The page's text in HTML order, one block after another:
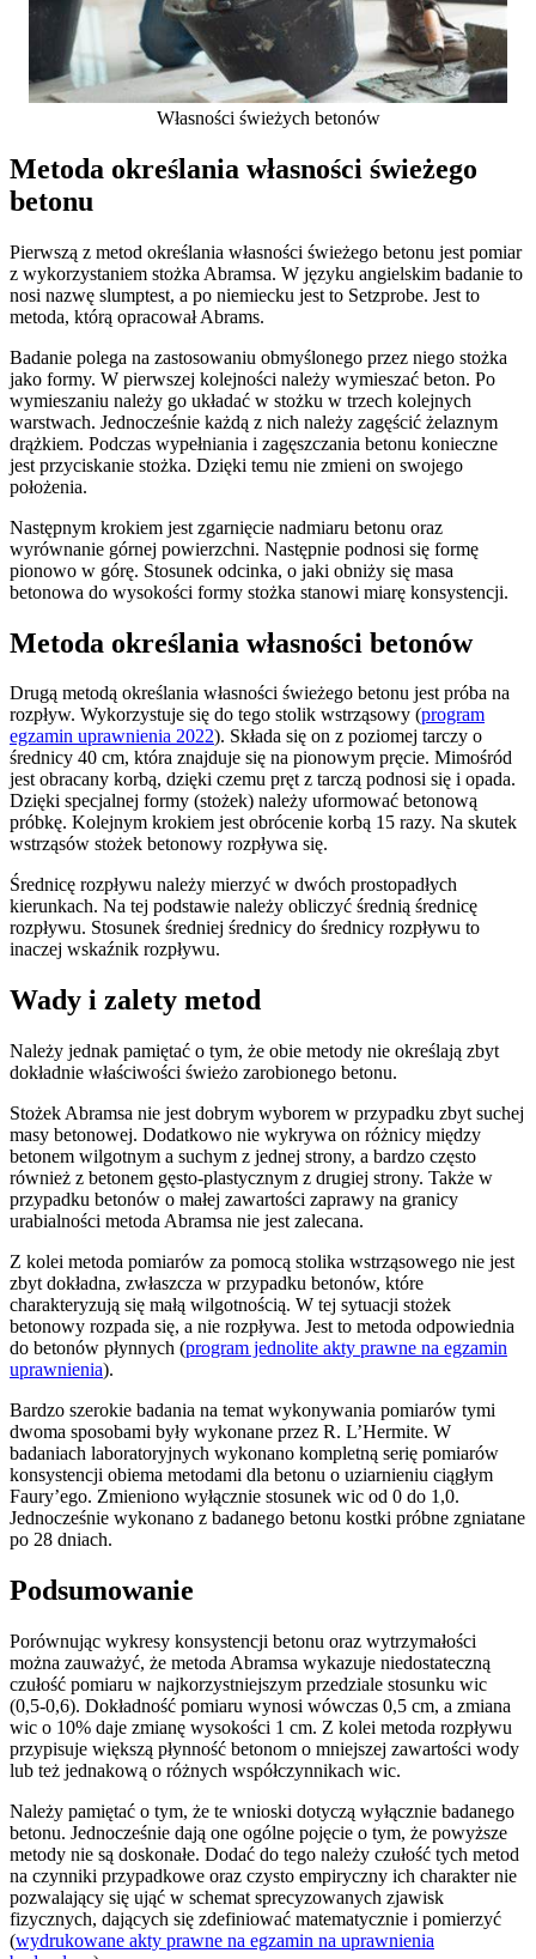
Własności świeżych betonów
Metoda określania własności świeżego
betonu
Pierwszą z metod określania własności świeżego betonu jest pomiar
z wykorzystaniem stożka Abramsa. W języku angielskim badanie to
nosi nazwę slumptest, a po niemiecku jest to Setzprobe. Jest to
metoda, którą opracował Abrams.
Badanie polega na zastosowaniu obmyślonego przez niego stożka
jako formy. W pierwszej kolejności należy wymieszać beton. Po
wymieszaniu należy go układać w stożku w trzech kolejnych
warstwach. Jednocześnie każdą z nich należy zagęścić żelaznym
drążkiem. Podczas wypełniania i zagęszczania betonu konieczne
jest przyciskanie stożka. Dzięki temu nie zmieni on swojego
położenia.
Następnym krokiem jest zgarnięcie nadmiaru betonu oraz
wyrównanie górnej powierzchni. Następnie podnosi się formę
pionowo w górę. Stosunek odcinka, o jaki obniży się masa
betonowa do wysokości formy stożka stanowi miarę konsystencji.
Metoda określania własności betonów
Drugą metodą określania własności świeżego betonu jest próba na
rozpływ. Wykorzystuje się do tego stolik wstrząsowy (program
egzamin uprawnienia 2022). Składa się on z poziomej tarczy o
średnicy 40 cm, która znajduje się na pionowym pręcie. Mimośród
jest obracany korbą, dzięki czemu pręt z tarczą podnosi się i opada.
Dzięki specjalnej formy (stożek) należy uformować betonową
próbkę. Kolejnym krokiem jest obrócenie korbą 15 razy. Na skutek
wstrząsów stożek betonowy rozpływa się.
Średnicę rozpływu należy mierzyć w dwóch prostopadłych
kierunkach. Na tej podstawie należy obliczyć średnią średnicę
rozpływu. Stosunek średniej średnicy do średnicy rozpływu to
inaczej wskaźnik rozpływu.
Wady i zalety metod
Należy jednak pamiętać o tym, że obie metody nie określają zbyt
dokładnie właściwości świeżo zarobionego betonu.
Stożek Abramsa nie jest dobrym wyborem w przypadku zbyt suchej
masy betonowej. Dodatkowo nie wykrywa on różnicy między
betonem wilgotnym a suchym z jednej strony, a bardzo często
również z betonem gęsto-plastycznym z drugiej strony. Także w
przypadku betonów o małej zawartości zaprawy na granicy
urabialności metoda Abramsa nie jest zalecana.
Z kolei metoda pomiarów za pomocą stolika wstrząsowego nie jest
zbyt dokładna, zwłaszcza w przypadku betonów, które
charakteryzują się małą wilgotnością. W tej sytuacji stożek
betonowy rozpada się, a nie rozpływa. Jest to metoda odpowiednia
do betonów płynnych (program jednolite akty prawne na egzamin
uprawnienia).
Bardzo szerokie badania na temat wykonywania pomiarów tymi
dwoma sposobami były wykonane przez R. L’Hermite. W
badaniach laboratoryjnych wykonano kompletną serię pomiarów
konsystencji obiema metodami dla betonu o uziarnieniu ciągłym
Faury’ego. Zmieniono wyłącznie stosunek wic od 0 do 1,0.
Jednocześnie wykonano z badanego betonu kostki próbne zgniatane
po 28 dniach.
Podsumowanie
Porównując wykresy konsystencji betonu oraz wytrzymałości
można zauważyć, że metoda Abramsa wykazuje niedostateczną
czułość pomiaru w najkorzystniejszym przedziale stosunku wic
(0,5-0,6). Dokładność pomiaru wynosi wówczas 0,5 cm, a zmiana
wic o 10% daje zmianę wysokości 1 cm. Z kolei metoda rozpływu
przypisuje większą płynność betonom o mniejszej zawartości wody
lub też jednakową o różnych współczynnikach wic.
Należy pamiętać o tym, że te wnioski dotyczą wyłącznie badanego
betonu. Jednocześnie dają one ogólne pojęcie o tym, że powyższe
metody nie są doskonałe. Dodać do tego należy czułość tych metod
na czynniki przypadkowe oraz czysto empiryczny ich charakter nie
pozwalający się ująć w schemat sprecyzowanych zjawisk
fizycznych, dających się zdefiniować matematycznie i pomierzyć
(wydrukowane akty prawne na egzamin na uprawnienia